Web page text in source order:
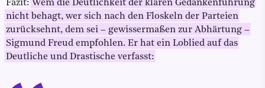
Fazit: Wem die Deutlichkeit der klaren Gedankenführung
nicht behagt, wer sich nach den Floskeln der Parteien
zurücksehnt, dem sei – gewissermaßen zur Abhärtung –
Sigmund Freud empfohlen. Er hat ein Loblied auf das
Deutliche und Drastische verfasst: